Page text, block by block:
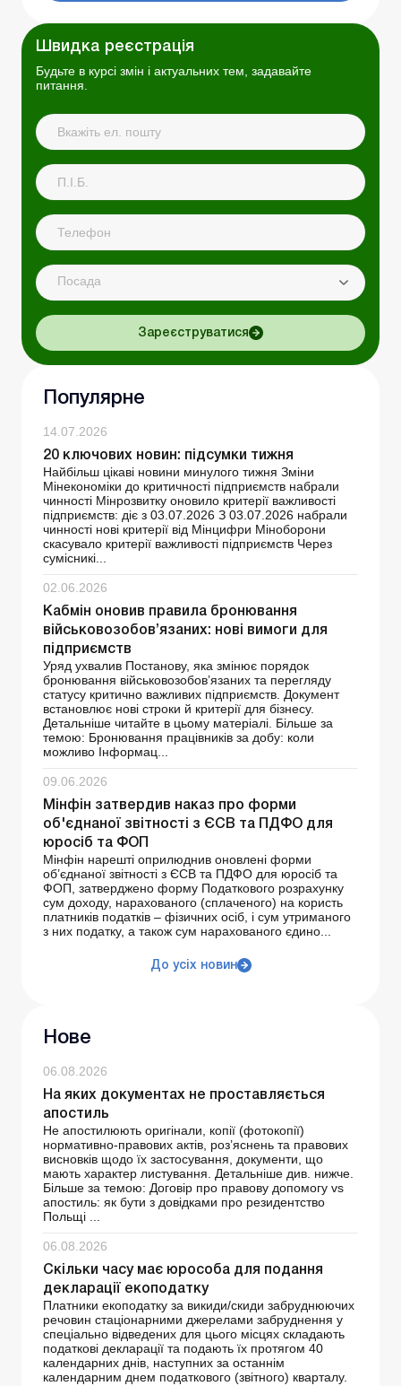
Швидка реєстрація
Будьте в курсі змін і актуальних тем, задавайте
питання.
Посада
Зареєструватися
Популярне
14.07.2026
20 ключових новин: підсумки тижня
Найбільш цікаві новини минулого тижня Зміни
Мінекономіки до критичності підприємств набрали
чинності Мінрозвитку оновило критерії важливості
підприємств: діє з 03.07.2026 З 03.07.2026 набрали
чинності нові критерії від Мінцифри Міноборони
скасувало критерії важливості підприємств Через
сумісникі...
02.06.2026
Кабмін оновив правила бронювання
військовозобов’язаних: нові вимоги для
підприємств
Уряд ухвалив Постанову, яка змінює порядок
бронювання військовозобов’язаних та перегляду
статусу критично важливих підприємств. Документ
встановлює нові строки й критерії для бізнесу.
Детальніше читайте в цьому матеріалі. Більше за
темою: Бронювання працівників за добу: коли
можливо Інформац...
09.06.2026
Мінфін затвердив наказ про форми
об'єднаної звітності з ЄСВ та ПДФО для
юросіб та ФОП
Мінфін нарешті оприлюднив оновлені форми
об’єднаної звітності з ЄСВ та ПДФО для юросіб та
ФОП, затверджено форму Податкового розрахунку
сум доходу, нарахованого (сплаченого) на користь
платників податків – фізичних осіб, і сум утриманого
з них податку, а також сум нарахованого єдино...
До усіх новин
Нове
06.08.2026
На яких документах не проставляється
апостиль
Не апостилюють оригінали, копії (фотокопії)
нормативно-правових актів, роз’яснень та правових
висновків щодо їх застосування, документи, що
мають характер листування. Детальніше див. нижче.
Більше за темою: Договір про правову допомогу vs
апостиль: як бути з довідками про резидентство
Польщі ...
06.08.2026
Скільки часу має юрособа для подання
декларації екоподатку
Платники екоподатку за викиди/скиди забруднюючих
речовин стаціонарними джерелами забруднення у
спеціально відведених для цього місцях складають
податкові декларації та подають їх протягом 40
календарних днів, наступних за останнім
календарним днем ​​податкового (звітного) кварталу.